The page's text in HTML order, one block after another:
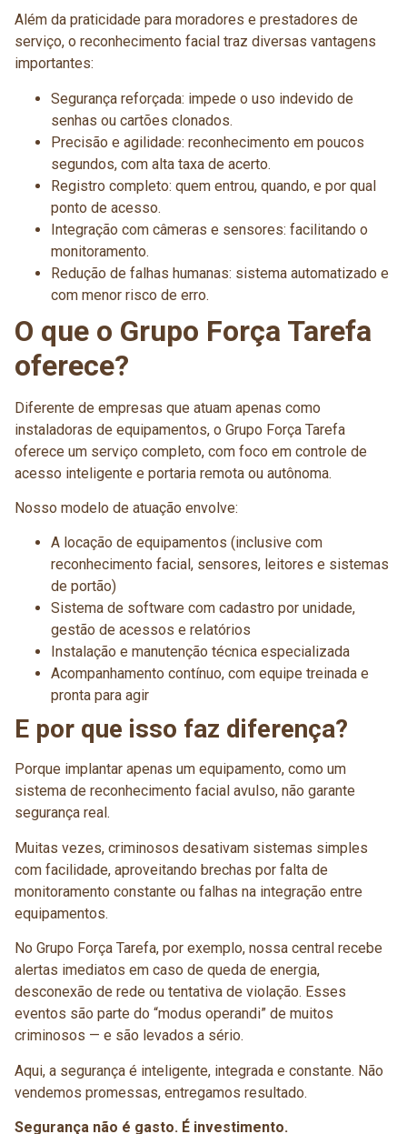
Além da praticidade para moradores e prestadores de
serviço, o reconhecimento facial traz diversas vantagens
importantes:
Segurança reforçada: impede o uso indevido de
senhas ou cartões clonados.
Precisão e agilidade: reconhecimento em poucos
segundos, com alta taxa de acerto.
Registro completo: quem entrou, quando, e por qual
ponto de acesso.
Integração com câmeras e sensores: facilitando o
monitoramento.
Redução de falhas humanas: sistema automatizado e
com menor risco de erro.
O que o Grupo Força Tarefa
oferece?
Diferente de empresas que atuam apenas como
instaladoras de equipamentos, o Grupo Força Tarefa
oferece um serviço completo, com foco em controle de
acesso inteligente e portaria remota ou autônoma.
Nosso modelo de atuação envolve:
A locação de equipamentos (inclusive com
reconhecimento facial, sensores, leitores e sistemas
de portão)
Sistema de software com cadastro por unidade,
gestão de acessos e relatórios
Instalação e manutenção técnica especializada
Acompanhamento contínuo, com equipe treinada e
pronta para agir
E por que isso faz diferença?
Porque implantar apenas um equipamento, como um
sistema de reconhecimento facial avulso, não garante
segurança real.
Muitas vezes, criminosos desativam sistemas simples
com facilidade, aproveitando brechas por falta de
monitoramento constante ou falhas na integração entre
equipamentos.
No Grupo Força Tarefa, por exemplo, nossa central recebe
alertas imediatos em caso de queda de energia,
desconexão de rede ou tentativa de violação. Esses
eventos são parte do “modus operandi” de muitos
criminosos — e são levados a sério.
Aqui, a segurança é inteligente, integrada e constante. Não
vendemos promessas, entregamos resultado.
Segurança não é gasto. É investimento.